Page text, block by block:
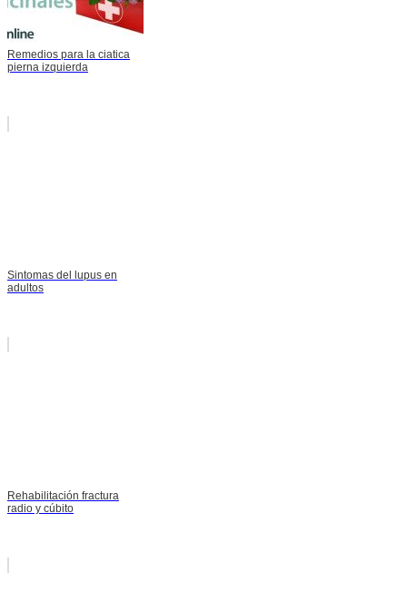
Remedios para la ciatica
pierna izquierda
Sintomas del lupus en
adultos
Rehabilitación fractura
radio y cúbito